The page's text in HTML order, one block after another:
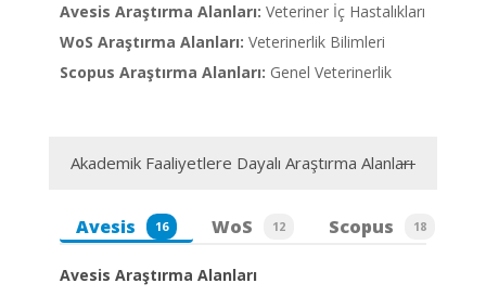
Avesis Araştırma Alanları: Veteriner İç Hastalıkları
WoS Araştırma Alanları: Veterinerlik Bilimleri
Scopus Araştırma Alanları: Genel Veterinerlik
Akademik Faaliyetlere Dayalı Araştırma Alanları
Avesis 16 WoS 12 Scopus 18
Avesis Araştırma Alanları